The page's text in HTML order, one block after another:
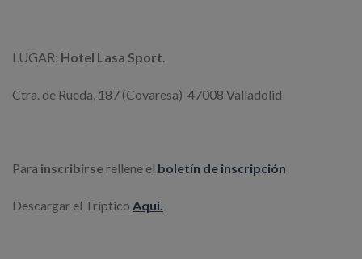
LUGAR: Hotel Lasa Sport
Ctra. de Rueda, 187 (Covaresa) 47008 Valladolid
Para inscribirse rellene el boletín de inscripción
Descargar el Tríptico Aquí.